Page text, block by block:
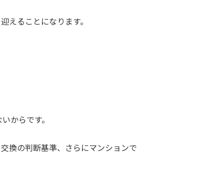
えることになります。
からです。
換の判断基準、さらにマンションで